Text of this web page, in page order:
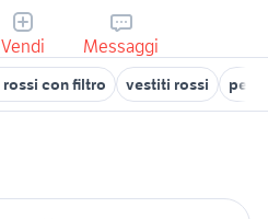
Vendi Messaggi
con filtro vestiti rossi